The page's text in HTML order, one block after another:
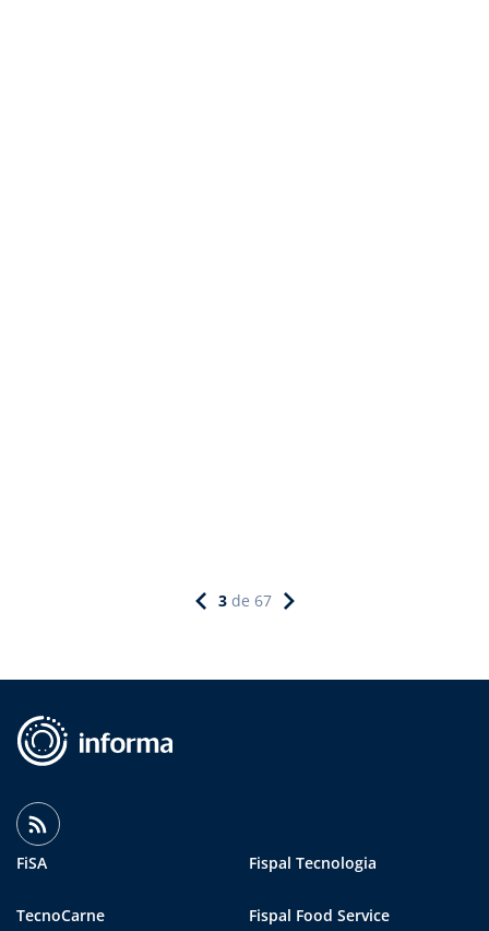
3 de 67
FiSA Fispal Tecnologia
TecnoCarne Fispal Food Service